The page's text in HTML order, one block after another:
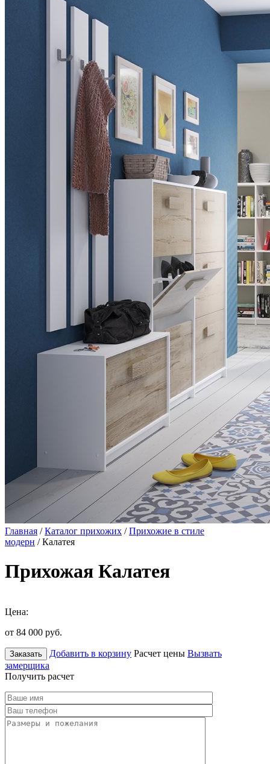
Главная /Каталог прихожих /Прихожие в стиле
модерн / Калатея
Прихожая Калатея
Цена:
от 84 000 руб.
Заказать Добавить в корзину Расчет цены Вызвать
замерщика
Получить расчет